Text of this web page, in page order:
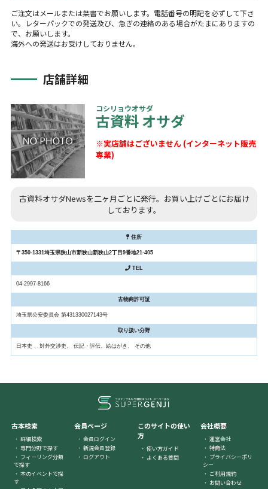
ご注文はメールまたは葉書でお願いします。電話番号の明記を必ずして下さ
い。レターパックでの発送及び、急ぎの連絡のある場合がたまにありますの
で、お願いします。
海外への発送はお受けしておりません。
店舗詳細
コシリョウオサダ
古資料 オサダ
※実店舗はございません (インターネット販売
専業)
古資料オサダNewsを二ヶ月ごとに発行。お買い上げごとにお届け
しております。
住所
〒350-1331埼玉県狭山市新狭山新狭山2丁目9番地21-405
TEL
04-2997-8166
古物商許可証
埼玉県公安委員会 第431330027143号
取り扱い分野
日本史 、対外交渉史、 伝記・評伝、絵はがき、 その他
古本検索
詳細検索
専門分野で探す
フィーリング分類
で探す
本のイベントで探
す
会員ページ
会員ログイン
新規会員登録
ログアウト
このサイトの使い
方
使い方ガイド
よくある質問
会社概要
運営会社
特商法
プライバシーポリ
シー
ご利用規約
お問い合わせ